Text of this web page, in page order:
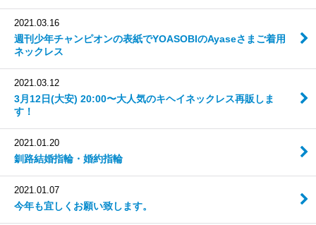
2021.03.16
週刊少年チャンピオンの表紙でYOASOBIのAyaseさまご着用
ネックレス
2021.03.12
3月12日(大安) 20:00〜大人気のキヘイネックレス再販しま
す！
2021.01.20
釧路結婚指輪・婚約指輪
2021.01.07
今年も宜しくお願い致します。